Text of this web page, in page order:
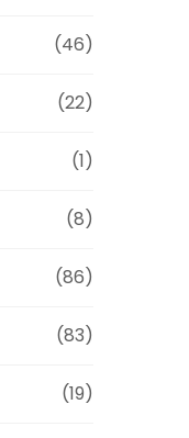
(46)
(22)
(1)
(8)
(86)
(83)
(19)